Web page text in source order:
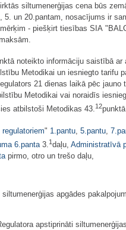
siltumenerģijas cena būs
un 20.pantam, nosacījums ir
- piešķirt tiesības SIA
noteikto informāciju saistībā ar
Metodikai un iesniegto tarifu
21 dienas laikā pēc jauno
Metodikai vai noraidīs
atbilstoši Metodikas 43.12
" 1.pantu 5.pantu
6.panta3.1daļu, Administratīvā
pirmo, otro un trešo daļu,
apgādes
apstiprināti